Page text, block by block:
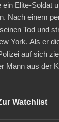
Elite-Soldat
Nach einem
Tod und
York. Als er
auf sich
Mann aus der
Watchlist